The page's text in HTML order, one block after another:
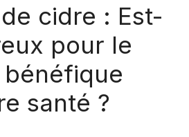
cidre : Est-
pour le
santé ?